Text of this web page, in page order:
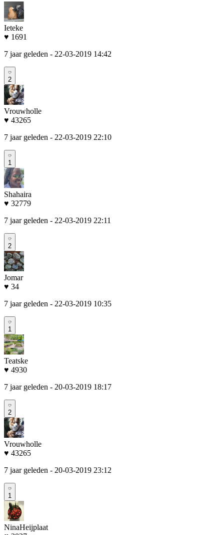
Ieteke
♥ 1691
7 jaar geleden - 22-03-2019 14:42
2
Vrouwholle
♥ 43265
7 jaar geleden - 22-03-2019 22:10
1
Shahaira
♥ 32779
7 jaar geleden - 22-03-2019 22:11
2
Jomar
♥ 34
7 jaar geleden - 22-03-2019 10:35
1
Teatske
♥ 4930
7 jaar geleden - 20-03-2019 18:17
2
Vrouwholle
♥ 43265
7 jaar geleden - 20-03-2019 23:12
1
NinaHeijplaat